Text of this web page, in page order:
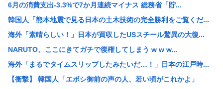
【悲報】開示請求が届いた…
【九州名物】鶏刺し食べた医師、全身麻痺へ…「死んだほうが...
【悲報】思春期の娘に「キモッ」と言われたお父さん、グレる
京大病院、脳腫瘍摘出手術で誤って腫瘍の無い部位を摘出 脳...
【悲報】中居正広「俺が来たことは内緒だべ」極秘で熊本でボ...
【悲報】初の日本代表で出番なし、福田正博「使わないんだっ...
6月の消費支出-3.3%で7か月連続マイナス 総務省「貯...
韓国人「熊本地震で見る日本の土木技術の完全勝利をご覧くだ...
海外「素晴らしい！」日本が買収したUSスチール驚異の大復...
NARUTO、ここにきてガチで復権してしまう w w w...
海外「まるでタイムスリップしたみたいだ…！」日本の江戸時...
【衝撃】 韓国人「エボシ御前の声の人、若い頃がこれかよ」